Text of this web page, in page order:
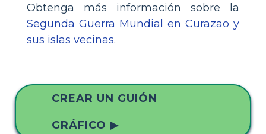
Obtenga más información sobre la
Segunda Guerra Mundial en Curazao y
sus islas vecinas.
CREAR UN GUIÓN
GRÁFICO ▶